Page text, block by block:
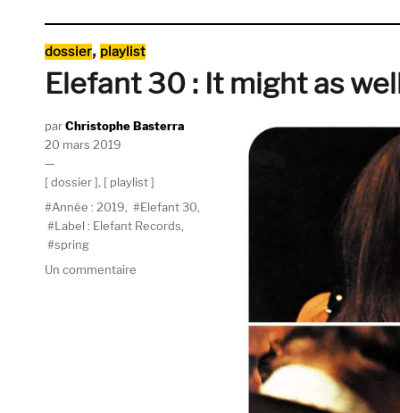
Catégories
dossier, playlist
Elefant 30 : It might as
AuteurChristophe Basterra
Publié
le
20 mars 2019
Catégories
dossier
playlist
Étiquettes
Année : 2019 Elefant 30
Label : Elefant Records
spring
Un commentaire